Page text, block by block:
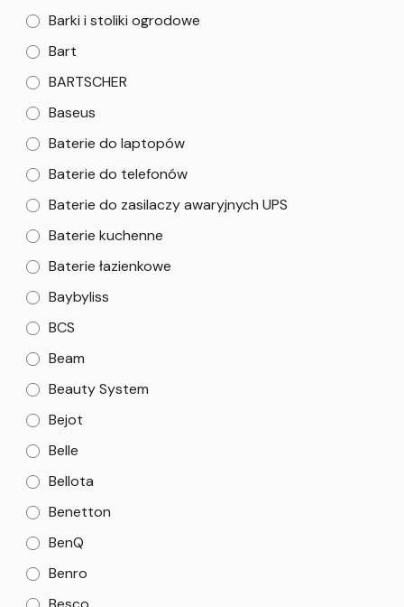
Barki i stoliki ogrodowe
Bart
BARTSCHER
Baseus
Baterie do laptopów
Baterie do telefonów
Baterie do zasilaczy awaryjnych UPS
Baterie kuchenne
Baterie łazienkowe
Baybyliss
BCS
Beam
Beauty System
Bejot
Belle
Bellota
Benetton
BenQ
Benro